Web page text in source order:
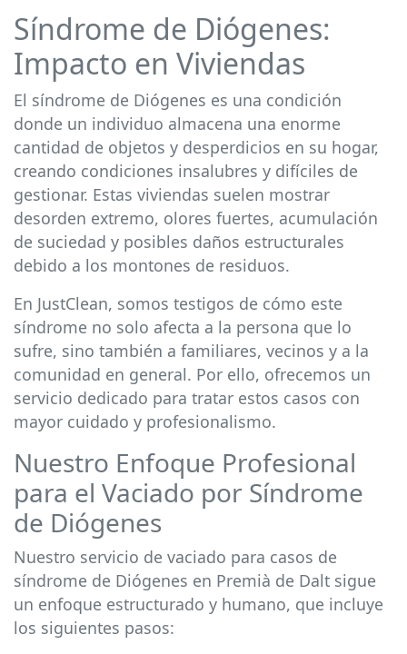
Síndrome de Diógenes:
Impacto en Viviendas
El síndrome de Diógenes es una condición
donde un individuo almacena una enorme
cantidad de objetos y desperdicios en su hogar,
creando condiciones insalubres y difíciles de
gestionar. Estas viviendas suelen mostrar
desorden extremo, olores fuertes, acumulación
de suciedad y posibles daños estructurales
debido a los montones de residuos.
En JustClean, somos testigos de cómo este
síndrome no solo afecta a la persona que lo
sufre, sino también a familiares, vecinos y a la
comunidad en general. Por ello, ofrecemos un
servicio dedicado para tratar estos casos con
mayor cuidado y profesionalismo.
Nuestro Enfoque Profesional
para el Vaciado por Síndrome
de Diógenes
Nuestro servicio de vaciado para casos de
síndrome de Diógenes en Premià de Dalt sigue
un enfoque estructurado y humano, que incluye
los siguientes pasos: